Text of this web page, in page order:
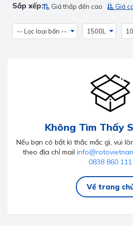
Sắp xếp: Giá thấp đến cao Giá
-- Lọc loại bồn -- 1500L
Không Tìm Thấy
Nếu bạn có bất kì thắc mắc gì, vui
theo địa chỉ mail
0838 860 111
Về trang